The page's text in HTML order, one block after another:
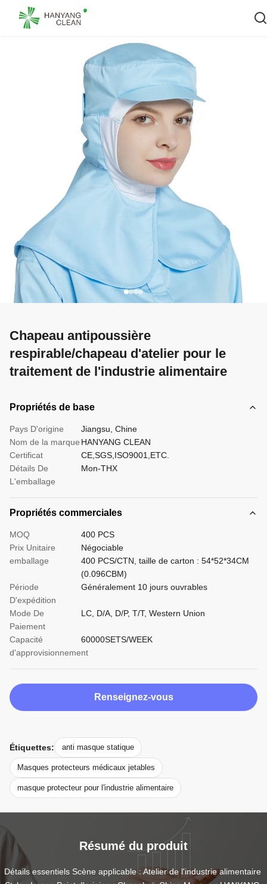
Chapeau antipoussière
respirable/chapeau d'atelier pour le
traitement de l'industrie alimentaire
Propriétés de base
Pays D'origine
Jiangsu, Chine
Nom de la marque HANYANG CLEAN
Certificat
CE,SGS,ISO9001,ETC.
Détails De
L'emballage
Mon-THX
Propriétés commerciales
MOQ
400 PCS
Prix Unitaire
Négociable
emballage
400 PCS/CTN, taille de carton : 54*52*34CM
(0.096CBM)
Période
D'expédition
Généralement 10 jours ouvrables
Mode De
Paiement
LC, D/A, D/P, T/T, Western Union
Capacité
d'approvisionnement
60000SETS/WEEK
Renseignez-vous
Étiquettes: anti masque statique
Masques protecteurs médicaux jetables
masque protecteur pour l'industrie alimentaire
Résumé du produit
Détails essentiels Scène applicable : Atelier de l'industrie alimentaire